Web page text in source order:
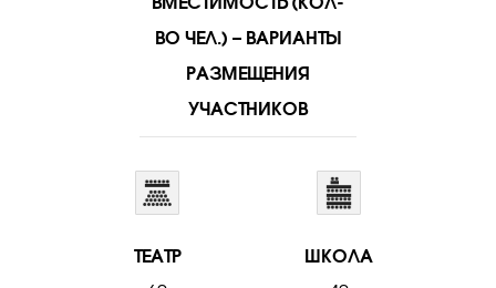
ВО ЧЕЛ.) – ВАРИАНТЫ
РАЗМЕЩЕНИЯ
УЧАСТНИКОВ
ТЕАТР ШКОЛА